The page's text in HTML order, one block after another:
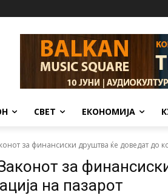
СВЕТ ЕКОНОМИЈА
за финансиски друштва ќе доведат до
за
на пазарот